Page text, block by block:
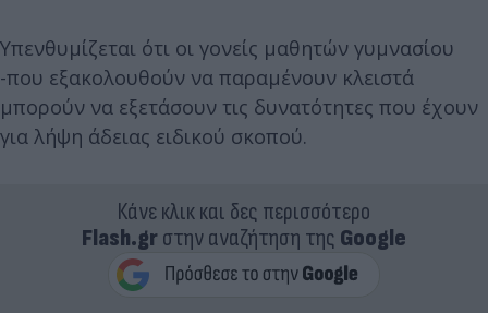
Υπενθυμίζεται ότι οι γονείς μαθητών γυμνασίου
-που εξακολουθούν να παραμένουν κλειστά
μπορούν να εξετάσουν τις δυνατότητες που έχουν
για λήψη άδειας ειδικού σκοπού.
Κάνε κλικ και δες περισσότερο
Flash.grστην αναζήτηση της Google